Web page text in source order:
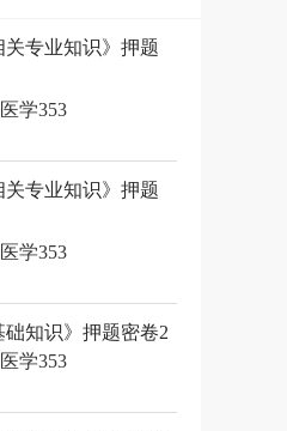
关专业知识》押题
学353
关专业知识》押题
学353
础知识》押题密卷2
学353